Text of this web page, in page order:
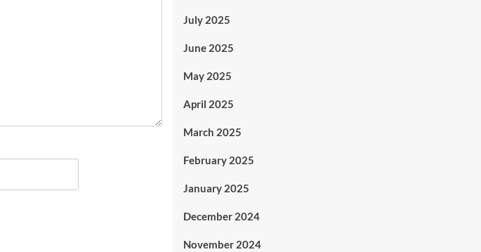
July 2025
June 2025
May 2025
April 2025
March 2025
February 2025
January 2025
December 2024
November 2024